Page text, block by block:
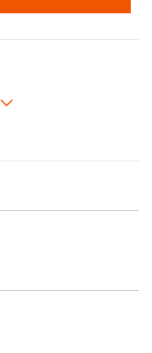
程度高達260℃。
落，清洗方便。